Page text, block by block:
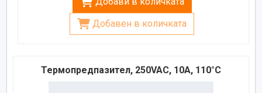
Добавен в количката
Термопредпазител, 250VAC, 10A, 110°C